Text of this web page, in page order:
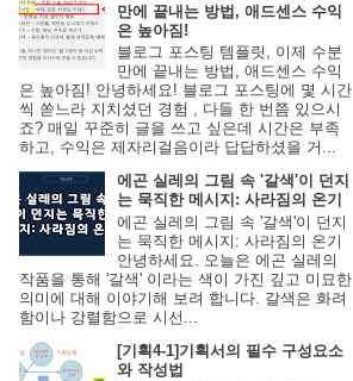
만에 끝내는 방법, 애드센스 수익
은 높아짐!
블로그 포스팅 템플릿, 이제 수분
만에 끝내는 방법, 애드센스 수익
은 높아짐! 안녕하세요! 블로그 포스팅에 몇 시간
씩 쏟느라 지치셨던 경험 , 다들 한 번쯤 있으시
죠? 매일 꾸준히 글을 쓰고 싶은데 시간은 부족
하고, 수익은 제자리걸음이라 답답하셨을 거...
에곤 실레의 그림 속 '갈색'이 던지
는 묵직한 메시지: 사라짐의 온기
에곤 실레의 그림 속 '갈색'이 던지
는 묵직한 메시지: 사라짐의 온기
안녕하세요. 오늘은 에곤 실레의
작품을 통해 '갈색' 이라는 색이 가진 깊고 미묘한
의미에 대해 이야기해 보려 합니다. 갈색은 화려
함이나 강렬함으로 시선...
[기획4-1]기획서의 필수 구성요소
와 작성법